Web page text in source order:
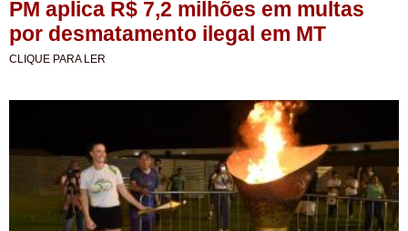
PM aplica R$ 7,2 milhões em multas
por desmatamento ilegal em MT
CLIQUE PARA LER